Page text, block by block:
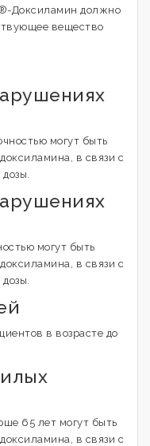
Доксиламин должно
вещество
могут быть
в связи с
могут быть
в связи с
в возрасте до
65 лет могут быть
в связи с